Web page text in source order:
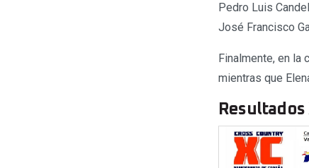
Pedro Luis
José Francisco
Finalmente, en la
mientras que